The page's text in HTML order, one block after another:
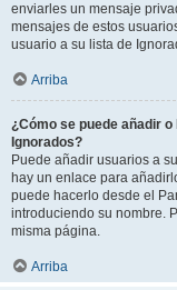
enviarles un mensaje
mensajes de estos
usuario a su lista de
Arriba
¿Cómo se puede añadir
Ignorados?
Puede añadir usuarios a
hay un enlace para
puede hacerlo desde el
introduciendo su nombre.
misma página.
Arriba